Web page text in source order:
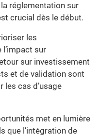
réglementation sur
crucial dès le début.
les
sur
sur investissement
et de validation sont
les cas d’usage
met en lumière
que l’intégration de